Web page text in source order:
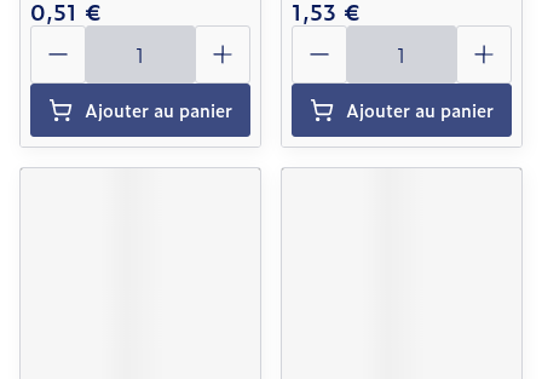
0,51 €
Quantité
Ajouter au panier
1,53 €
Quantité
Ajouter au panier